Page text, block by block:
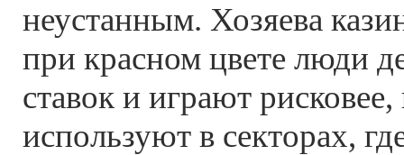
неустанным. Хозяева
при красном цвете люди
ставок и играют
используют в секторах,